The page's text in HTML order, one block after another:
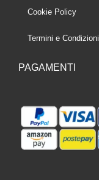
Cookie Policy
Termini e Condizioni
PAGAMENTI